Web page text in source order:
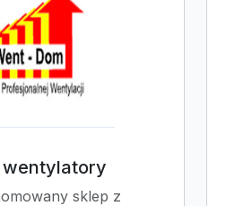
wentylatory
sklep z